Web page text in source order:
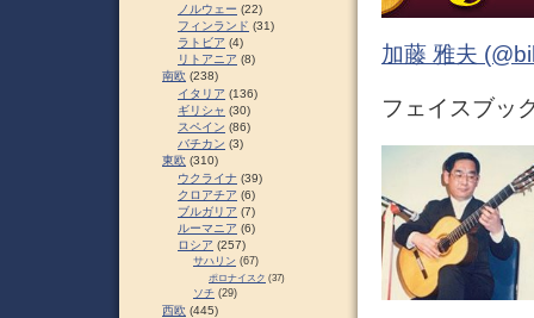
加藤 雅夫
フェイスブッ
ノルウェー (22)
フィンランド (31)
ラトビア (4)
リトアニア (8)
南欧 (238)
イタリア (136)
ギリシャ (30)
スペイン (86)
バチカン (3)
東欧 (310)
ウクライナ (39)
クロアチア (6)
ブルガリア (7)
ルーマニア (6)
ロシア (257)
サハリン (67)
ポロナイスク (37)
ソチ (29)
西欧 (445)